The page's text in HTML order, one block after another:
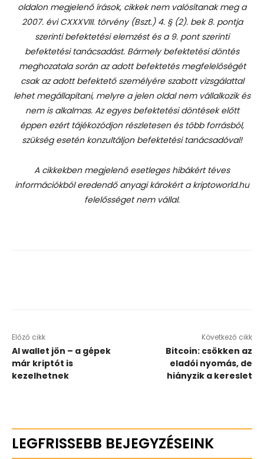
oldalon megjelenő írások, cikkek nem valósítanak meg a
2007. évi CXXXVIII. törvény (Bszt.) 4. § (2). bek 8. pontja
szerinti befektetési elemzést és a 9. pont szerinti
befektetési tanácsadást. Bármely befektetési döntés
meghozatala során az adott befektetés megfelelőségét
csak az adott befektető személyére szabott vizsgálattal
lehet megállapítani, melyre a jelen oldal nem vállalkozik és
nem is alkalmas. Az egyes befektetési döntések előtt
éppen ezért tájékozódjon részletesen és több forrásból,
szükség esetén konzultáljon befektetési tanácsadóval!
A cikkekben megjelenő esetleges hibákért téves
információkból eredendő anyagi károkért a kriptoworld.hu
felelősséget nem vállal.
Előző cikk
AI wallet jön – a gépek
már kriptót is
kezelhetnek
Következő cikk
Bitcoin: csökken az
eladói nyomás, de
hiányzik a kereslet
LEGFRISSEBB BEJEGYZÉSEINK